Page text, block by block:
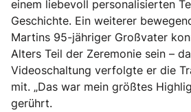
einem liebevoll personalisierten
Geschichte. Ein weiterer
Martins 95-jähriger Großvater
Alters Teil der Zeremonie sein –
Videoschaltung verfolgte er die
mit. „Das war mein größtes
gerührt.